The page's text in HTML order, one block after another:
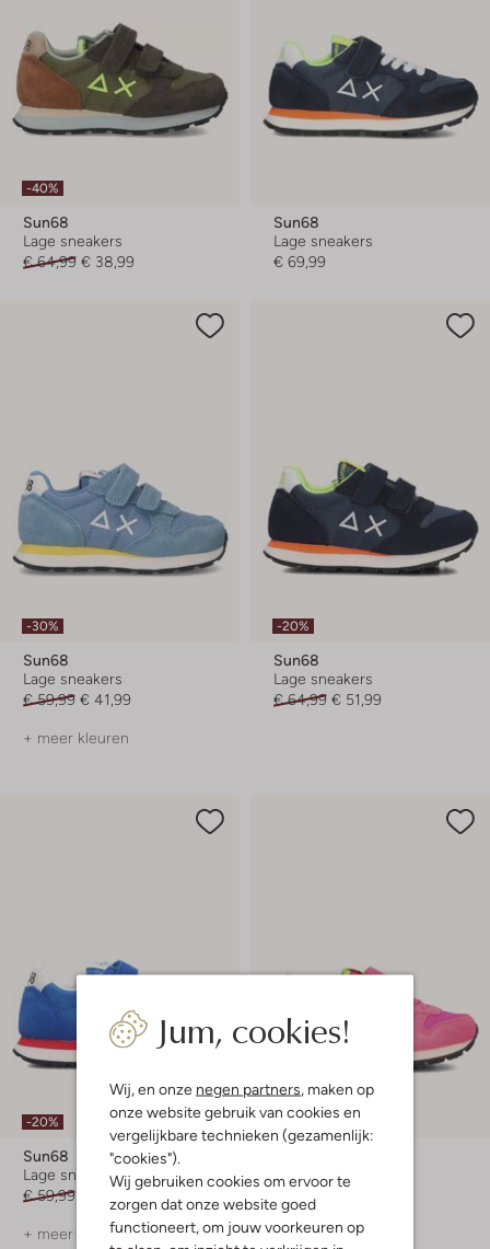
Jum, cookies!
Wij, en onze negen partners , maken op
onze website gebruik van cookies en
vergelijkbare technieken (gezamenlijk:
"cookies").
Wij gebruiken cookies om ervoor te
zorgen dat onze website goed
functioneert, om jouw voorkeuren op
-40%
Sun68
Lage sneakers
€ 64,99 € 38,99
Sun68
Lage sneakers
€ 69,99
-30%
Sun68
Lage sneakers
€ 59,99 € 41,99
+ meer kleuren
-20%
Sun68
Lage sneakers
€ 64,99 € 51,99
-20%
Sun68
Lage sneakers
€ 59,99
€ 47,99
+ meer kleuren
-20%
Lage sneakers
€ 64,99
+ meer kleuren